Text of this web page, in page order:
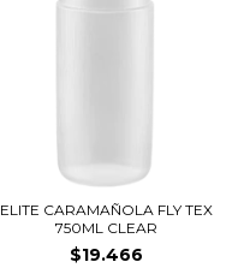
ELITE CARAMAÑOLA FLY TEX
750ML CLEAR
$19.466